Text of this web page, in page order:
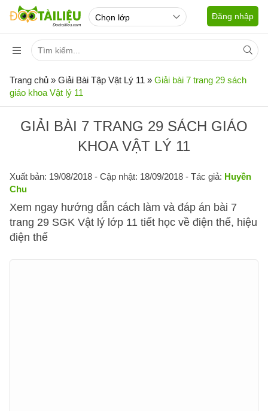
Đăng nhập
Trang chủ » Giải Bài Tập Vật Lý 11 » Giải bài 7 trang 29 sách
giáo khoa Vật lý 11
GIẢI BÀI 7 TRANG 29 SÁCH GIÁO
KHOA VẬT LÝ 11
Xuất bản: 19/08/2018 - Cập nhật: 18/09/2018 - Tác giả: Huyền
Chu
Xem ngay hướng dẫn cách làm và đáp án bài 7
trang 29 SGK Vật lý lớp 11 tiết học về điện thế, hiệu
điện thế